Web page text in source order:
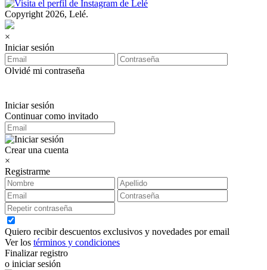
Copyright 2026, Lelé.
×
Iniciar sesión
Olvidé mi contraseña
Iniciar sesión
Continuar como invitado
Crear una cuenta
×
Registrarme
Quiero recibir descuentos exclusivos y novedades por email
Ver los términos y condiciones
Finalizar registro
o iniciar sesión